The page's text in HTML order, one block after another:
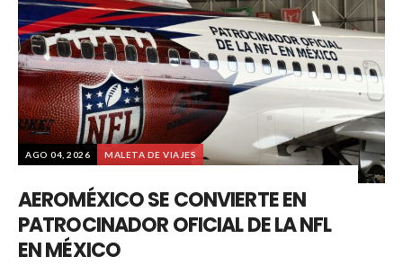
AGO 04, 2026 MALETA DE VIAJES
AEROMÉXICO SE CONVIERTE EN
PATROCINADOR OFICIAL DE LA NFL
EN MÉXICO